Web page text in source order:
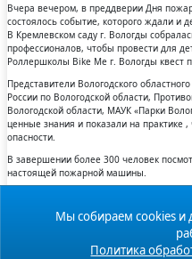
Вчера вечером, в преддверии Дня
состоялось событие, которого ждали и
В Кремлевском саду г. Вологды
профессионалов, чтобы провести для
Роллершколы Bike Me г. Вологды квест
Представители Вологодского
России по Вологодской области,
Вологодской области, МАУК «Парки
ценные знания и показали на практике ,
опасности.
В завершении более 300 человек
настоящей пожарной машины.
Мы собираем cookies и
Политика